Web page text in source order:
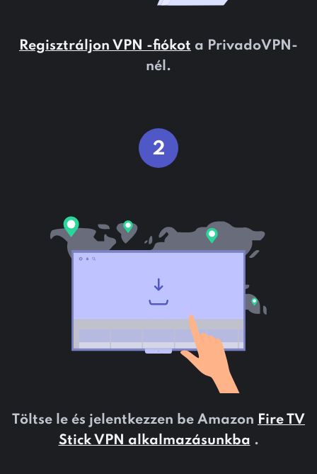
Regisztráljon VPN -fiókot a PrivadoVPN-
nél.
2
Töltse le és jelentkezzen be Amazon Fire TV
Stick VPN alkalmazásunkba .